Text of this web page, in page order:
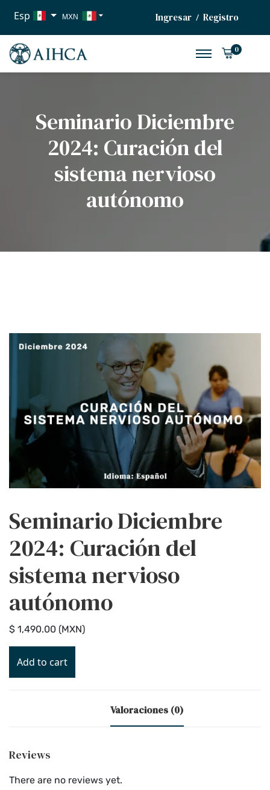
Esp MXN
EUR
Ingresar / Registro
0
Seminario Diciembre
2024: Curación del
sistema nervioso
autónomo
Seminario Diciembre
2024: Curación del
sistema nervioso
autónomo
$ 1,490.00 (MXN)
Add to cart
Valoraciones (0)
Reviews
There are no reviews yet.